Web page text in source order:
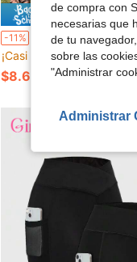
Ahorro
-11%
SHEIN Leggings capri de color negro sólido para adolescentes, cintura alta, dobladillo de encaje ondulado con diseño de parche de lazo
¡Casi agotado!
$8.69 70+ vendidos
de compra con
necesarias que
de tu
sobre las
"Administrar
Administrar